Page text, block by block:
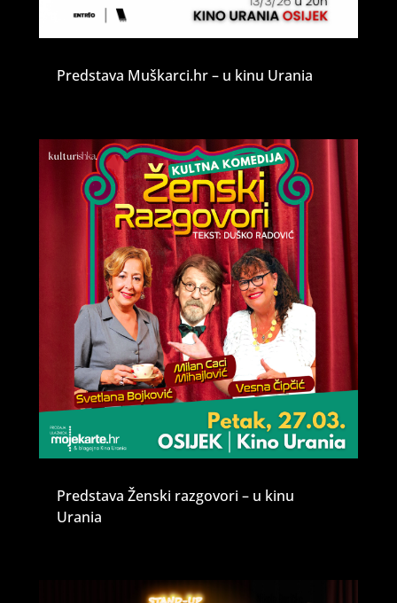
Predstava Muškarci.hr – u kinu Urania
Predstava Ženski razgovori – u kinu
Urania